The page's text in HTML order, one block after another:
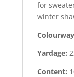
for
winter
Yardage:
Content: